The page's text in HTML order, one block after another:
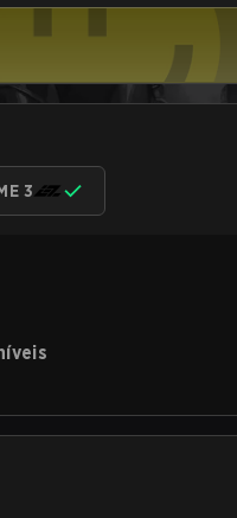
3